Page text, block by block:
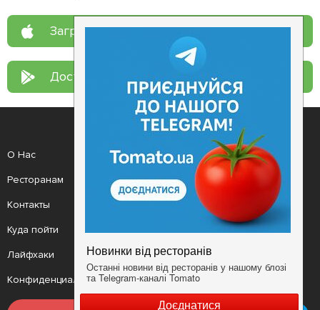
Загрузите в App Store
Доступно в Google Play
О Нас
Ресторанам
Контакты
Куда пойти
Лайфхаки
Конфиденциальность
Рецепт дня
Новости
Анонсы
Мобильное приложение
Условия